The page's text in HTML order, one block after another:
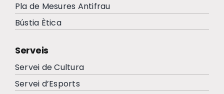
Pla de Mesures Antifrau
Bústia Ètica
Serveis
Servei de Cultura
Servei d’Esports